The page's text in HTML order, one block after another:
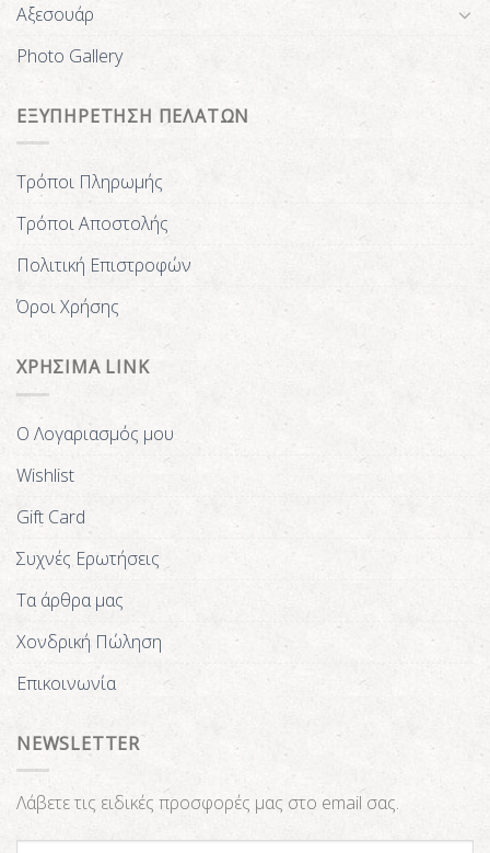
Αξεσουάρ
Photo Gallery
ΕΞΥΠΗΡΕΤΗΣΗ ΠΕΛΑΤΩΝ
Τρόποι Πληρωμής
Τρόποι Αποστολής
Πολιτική Επιστροφών
Όροι Χρήσης
ΧΡΗΣΙΜΑ LINK
Ο Λογαριασμός μου
Wishlist
Gift Card
Συχνές Ερωτήσεις
Τα άρθρα μας
Χονδρική Πώληση
Επικοινωνία
NEWSLETTER
Λάβετε τις ειδικές προσφορές μας στο email σας.